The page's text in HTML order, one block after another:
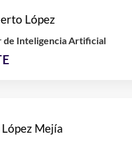
López
de Inteligencia Artificial
Mejía